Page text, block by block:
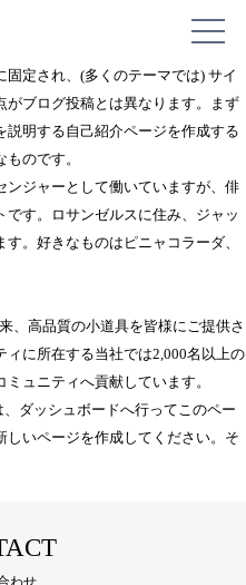
定され、(多くのテーマでは) サイ
がブログ投稿とは異なります。まず
明する自己紹介ページを作成する
のです。
ンジャーとして働いていますが、俳
す。ロサンゼルスに住み、ジャッ
。好きなものはピニャコラーダ、
、高品質の小道具を皆様にご提供さ
に所在する当社では2,000名以上の
ュニティへ貢献しています。
ダッシュボードへ行ってこのペー
いページを作成してください。そ
わせ